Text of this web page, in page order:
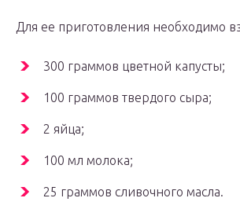
Для ее приготовления необходимо
300 граммов цветной капусты;
100 граммов твердого сыра;
2 яйца;
100 мл молока;
25 граммов сливочного масла.